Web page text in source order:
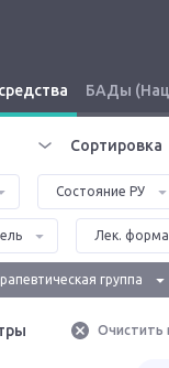
БАДы
Сортировка
Состояние РУ
Лек. форма
группа
Очистить